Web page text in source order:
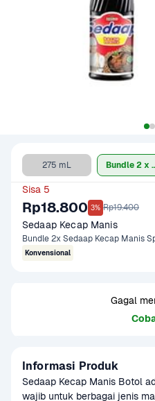
275 mL
Sisa 5
Rp18.800 3% Rp19.400
Sedaap Kecap Manis
Bundle 2x Sedaap Kecap Manis
Konvensional
Gagal
Informasi Produk
Sedaap Kecap Manis Botol
wajib untuk berbagai jenis